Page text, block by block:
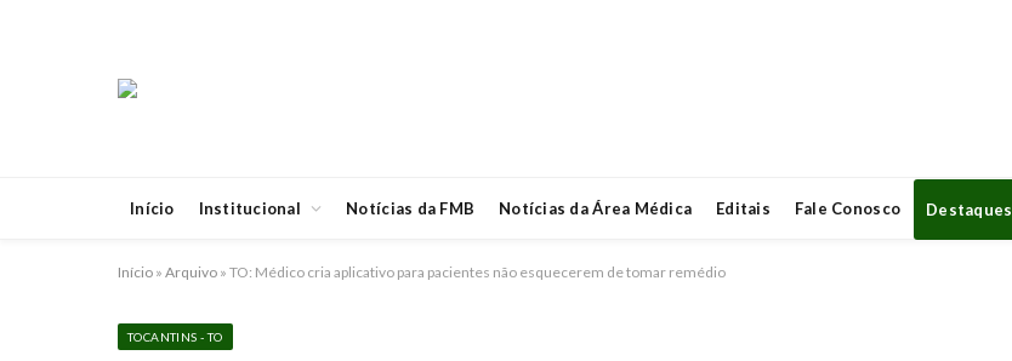
Início Institucional Notícias da FMB Notícias da Área Médica Editais Fale Conosco Destaques
Início » Arquivo » TO: Médico cria aplicativo para pacientes não esquecerem de tomar remédio
TOCANTINS - TO